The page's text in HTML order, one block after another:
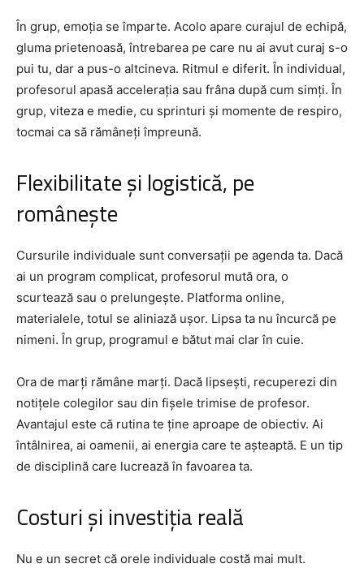
În grup, emoția se împarte. Acolo apare curajul de echipă,
gluma prietenoasă, întrebarea pe care nu ai avut curaj s-o
pui tu, dar a pus-o altcineva. Ritmul e diferit. În individual,
profesorul apasă accelerația sau frâna după cum simți. În
grup, viteza e medie, cu sprinturi și momente de respiro,
tocmai ca să rămâneți împreună.
Flexibilitate și logistică, pe
românește
Cursurile individuale sunt conversații pe agenda ta. Dacă
ai un program complicat, profesorul mută ora, o
scurtează sau o prelungește. Platforma online,
materialele, totul se aliniază ușor. Lipsa ta nu încurcă pe
nimeni. În grup, programul e bătut mai clar în cuie.
Ora de marți rămâne marți. Dacă lipsești, recuperezi din
notițele colegilor sau din fișele trimise de profesor.
Avantajul este că rutina te ține aproape de obiectiv. Ai
întâlnirea, ai oamenii, ai energia care te așteaptă. E un tip
de disciplină care lucrează în favoarea ta.
Costuri și investiția reală
Nu e un secret că orele individuale costă mai mult.